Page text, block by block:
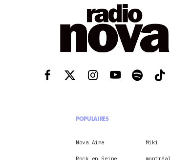
POPULAIRES
Nova Aime Miki
Rock en Seine montréal